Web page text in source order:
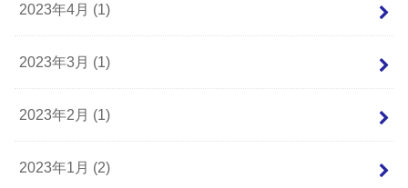
2023年4月 (1)
2023年3月 (1)
2023年2月 (1)
2023年1月 (2)